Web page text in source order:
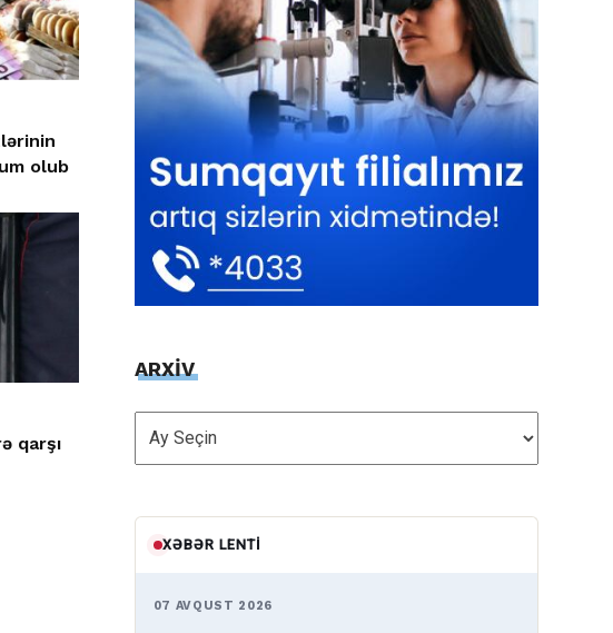
olub
qarşı
ARXİV
ARXİV
XƏBƏR LENTI
07 AVQUST 2026